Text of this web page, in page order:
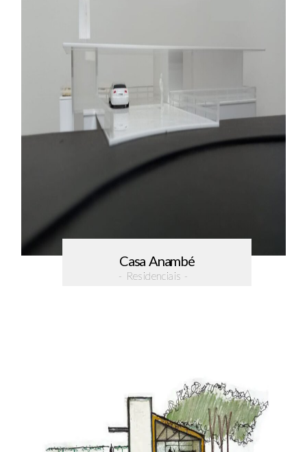
Casa Anambé
- Residenciais -